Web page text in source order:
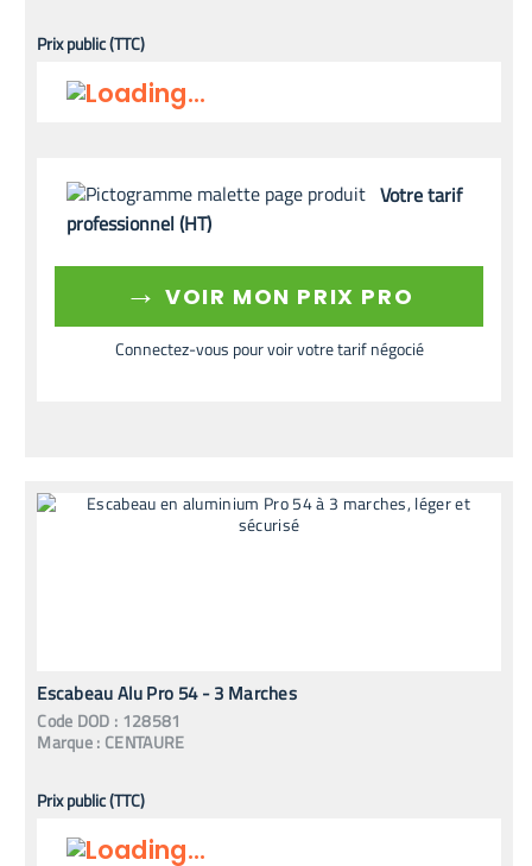
Prix public (TTC)
Votre tarif
professionnel (HT)
→ VOIR MON PRIX PRO
Connectez-vous pour voir votre tarif négocié
Escabeau Alu Pro 54 - 3 Marches
Code DOD : 128581
Marque : CENTAURE
Prix public (TTC)